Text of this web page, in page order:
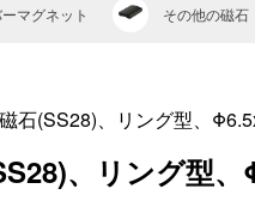
マグネット その他の磁石
石(SS28)、リング型、
、リング型